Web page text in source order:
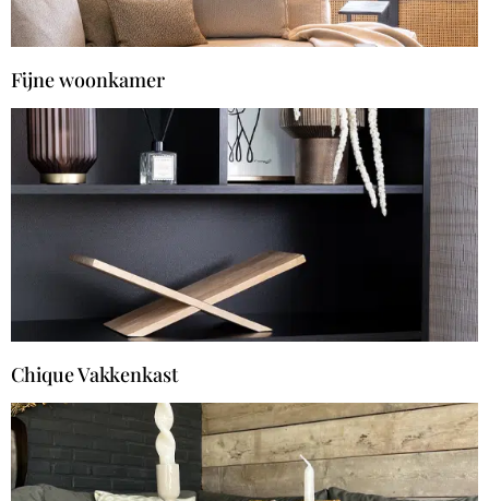
Fijne woonkamer
Chique Vakkenkast